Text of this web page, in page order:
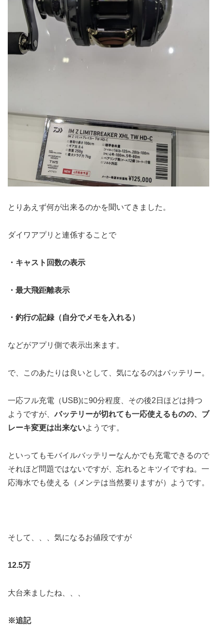
とりあえず何が出来るのかを聞いてきました。
ダイワアプリと連係することで
・キャスト回数の表示
・最大飛距離表示
・釣行の記録（自分でメモを入れる）
などがアプリ側で表示出来ます。
で、このあたりは良いとして、気になるのはバッテリー。
一応フル充電（USB)に90分程度、その後2日ほどは持つ
ようですが、バッテリーが切れても一応使えるものの、ブ
レーキ変更は出来ないようです。
といってもモバイルバッテリーなんかでも充電できるので
それほど問題ではないですが、忘れるとキツイですね。一
応海水でも使える（メンテは当然要りますが）ようです。
そして、、、気になるお値段ですが
12.5万
大台来ましたね、、、
※追記